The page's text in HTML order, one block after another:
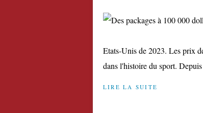
Etats-Unis de 2023. Les prix
dans l'histoire du sport.
LIRE LA SUITE